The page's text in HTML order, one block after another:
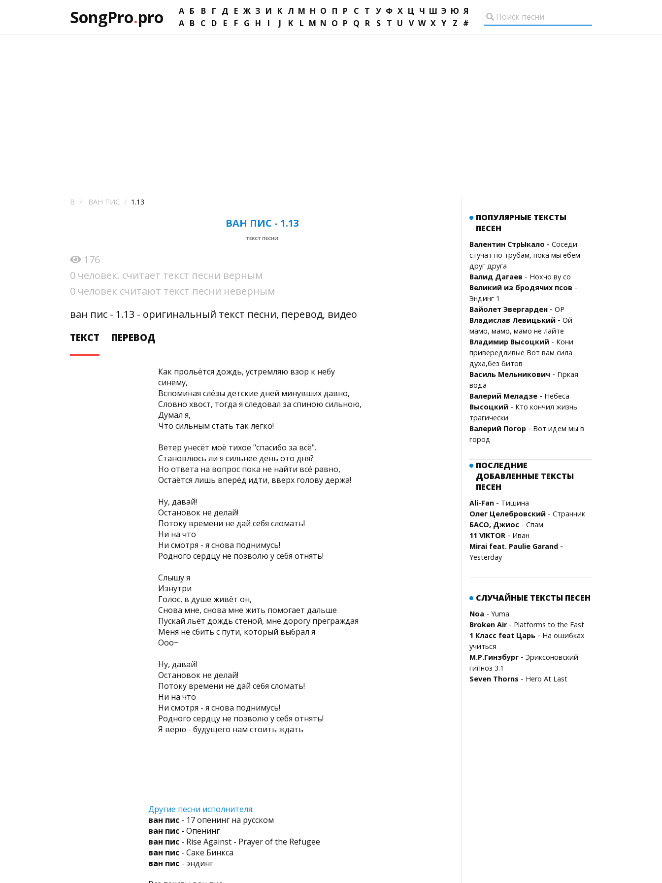
SongPro.pro А Б В Г Д Е Ж З И К Л М Н О П Р С Т У Ф Х Ц Ч Ш Э Ю Я
A B C D E F G H I J K L M N O P Q R S T U V W X Y Z #
В ВАН ПИС 1.13
ВАН ПИС - 1.13
ТЕКСТ ПЕСНИ
176
0 человек. считает текст песни верным
0 человек считают текст песни неверным
ван пис - 1.13 - оригинальный текст песни, перевод, видео
ТЕКСТ
ПЕРЕВОД
Как прольëтся дождь, устремляю взор к небу
синему,
Вспоминая слëзы детские дней минувших давно,
Словно хвост, тогда я следовал за спиною сильною,
Думал я,
Что сильным стать так легко!
Ветер унесëт моë тихое "спасибо за всë".
Становлюсь ли я сильнее день ото дня?
Но ответа на вопрос пока не найти всë равно,
Остаëтся лишь вперëд идти, вверх голову держа!
Ну, давай!
Остановок не делай!
Потоку времени не дай себя сломать!
Ни на что
Ни смотря - я снова поднимусь!
Родного сердцу не позволю у себя отнять!
Слышу я
Изнутри
Голос, в душе живëт он,
Снова мне, снова мне жить помогает дальше
Пускай льëт дождь стеной, мне дорогу преграждая
Меня не сбить с пути, который выбрал я
Ооо~
Ну, давай!
Остановок не делай!
Потоку времени не дай себя сломать!
Ни на что
Ни смотря - я снова поднимусь!
Родного сердцу не позволю у себя отнять!
Я верю - будущего нам стоить ждать
Другие песни исполнителя:
ван пис - 17 опенинг на русском
ван пис - Опенинг
ван пис - Rise Against - Prayer of the Refugee
ван пис - Саке Бинкса
ван пис - эндинг
ПОПУЛЯРНЫЕ ТЕКСТЫ
ПЕСЕН
Валентин СтрЫкало - Соседи
стучат по трубам, пока мы ебем
друг друга
Валид Дагаев - Нохчо ву со
Великий из бродячих псов -
Эндинг 1
Вайолет Эвергарден - OP
Владислав Левицький - Ой
мамо, мамо, мамо не лайте
Владимир Высоцкий - Кони
привередливые Вот вам сила
духа,без битов
Василь Мельникович - Гіркая
вода
Валерий Меладзе - Небеса
Высоцкий - Кто кончил жизнь
трагически
Валерий Погор - Вот идем мы в
город
ПОСЛЕДНИЕ
ДОБАВЛЕННЫЕ ТЕКСТЫ
ПЕСЕН
Ali-Fan - Тишина
Олег Целебровский - Странник
БАСО, Джиос - Спам
11 VIKTOR - Иван
Mirai feat. Paulie Garand -
Yesterday
СЛУЧАЙНЫЕ ТЕКСТЫ ПЕСЕН
Noa - Yuma
Broken Air- Platforms to the East
1 Класс feat Царь - На ошибках
учиться
М.Р.Гинзбург - Эриксоновский
гипноз 3.1
Seven Thorns - Hero At Last